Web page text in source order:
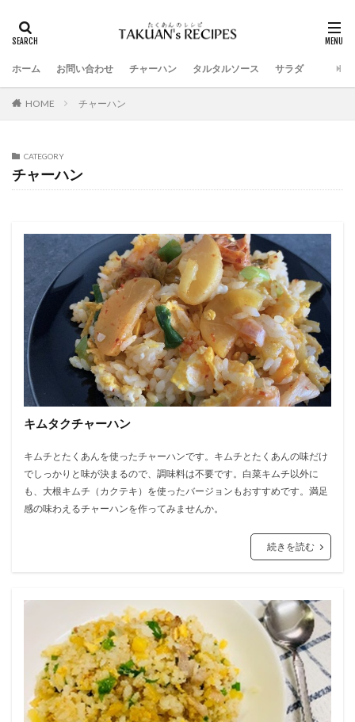
ホーム お問い合わせ チャーハン タルタルソース サラダ
HOME チャーハン
CATEGORY
チャーハン
キムタクチャーハン
キムチとたくあんを使ったチャーハンです。キムチとたくあんの味だけ
でしっかりと味が決まるので、調味料は不要です。白菜キムチ以外に
も、大根キムチ（カクテキ）を使ったバージョンもおすすめです。満足
感の味わえるチャーハンを作ってみませんか。
続きを読む